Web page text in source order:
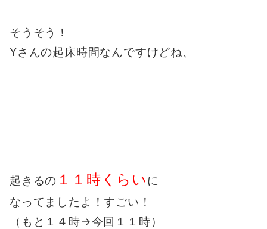
そうそう！
Yさんの起床時間なんですけどね、
起きるの １１時くらいに
なってましたよ！すごい！
（もと１４時→今回１１時）